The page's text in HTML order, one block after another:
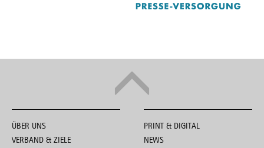
ÜBER UNS
VERBAND & ZIELE
PRINT & DIGITAL
NEWS